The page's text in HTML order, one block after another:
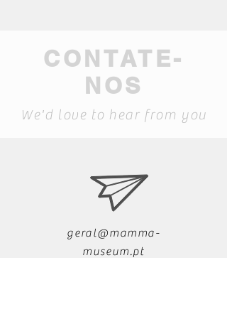
CONTATE-
NOS
We'd love to hear from you
geral@mamma-
museum.pt